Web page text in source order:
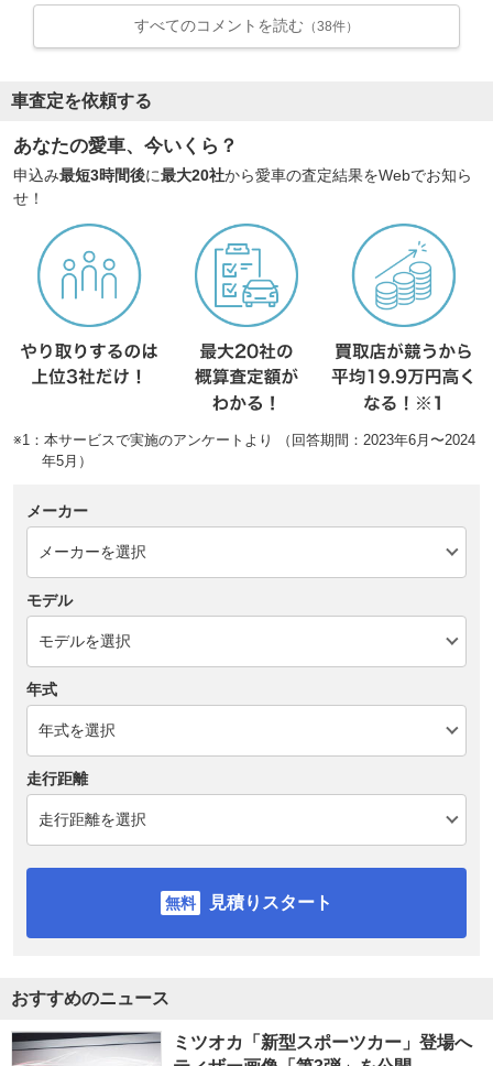
すべてのコメントを読む （38件）
車査定を依頼する
あなたの愛車、今いくら？
申込み最短3時間後に最大20社から愛車の査定結果をWebでお知ら
せ！
※1：本サービスで実施のアンケートより （回答期間：2023年6月〜2024
年5月）
メーカー
モデル
年式
走行距離
見積りスタート
おすすめのニュース
ミツオカ「新型スポーツカー」登場へ